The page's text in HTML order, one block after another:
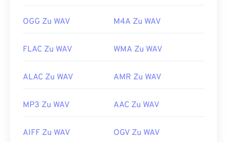
OGG Zu WAV M4A Zu WAV
FLAC Zu WAV WMA Zu WAV
ALAC Zu WAV AMR Zu WAV
MP3 Zu WAV AAC Zu WAV
AIFF Zu WAV OGV Zu WAV